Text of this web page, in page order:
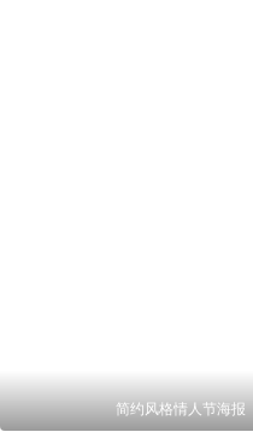
简约风格情人节海报